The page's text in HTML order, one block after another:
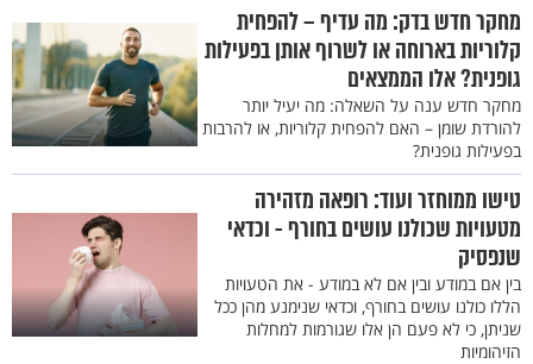
מחקר חדש בדק: מה עדיף – להפחית
קלוריות בארוחה או לשרוף אותן בפעילות
גופנית? אלו הממצאים
מחקר חדש ענה על השאלה: מה יעיל יותר
להורדת שומן – האם להפחית קלוריות, או להרבות
בפעילות גופנית?
טישו ממוחזר ועוד: רופאה מזהירה
מטעויות שכולנו עושים בחורף - וכדאי
שנפסיק
בין אם במודע ובין אם לא במודע - את הטעויות
הללו כולנו עושים בחורף, וכדאי שנימנע מהן ככל
שניתן, כי לא פעם הן אלו שגורמות למחלות
הזיהומיות